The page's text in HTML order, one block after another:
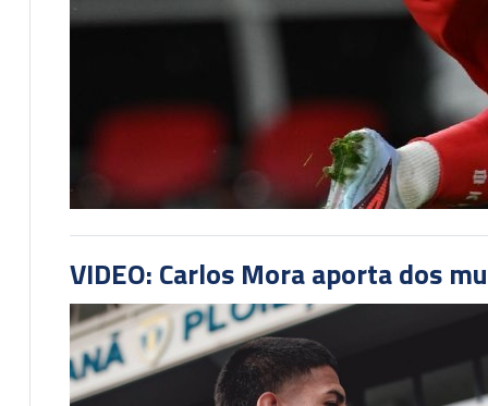
VIDEO: Carlos Mora aporta dos